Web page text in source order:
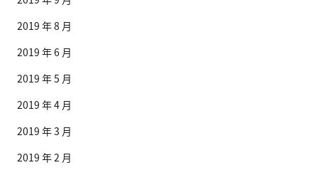
2019 年 8 月
2019 年 6 月
2019 年 5 月
2019 年 4 月
2019 年 3 月
2019 年 2 月